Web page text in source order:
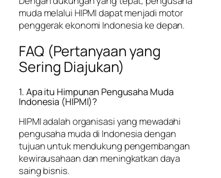
muda melalui HIPMI dapat menjadi motor
penggerak ekonomi Indonesia ke depan.
FAQ (Pertanyaan yang
Sering Diajukan)
1. Apa itu Himpunan Pengusaha Muda
Indonesia (HIPMI)?
HIPMI adalah organisasi yang mewadahi
pengusaha muda di Indonesia dengan
tujuan untuk mendukung pengembangan
kewirausahaan dan meningkatkan daya
saing bisnis.